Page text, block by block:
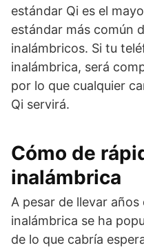
estándar Qi es el
estándar más común
inalámbricos. Si tu
inalámbrica, será
por lo que cualquier
Qi servirá.
Cómo de
inalámbrica
A pesar de llevar
inalámbrica se ha
de lo que cabría